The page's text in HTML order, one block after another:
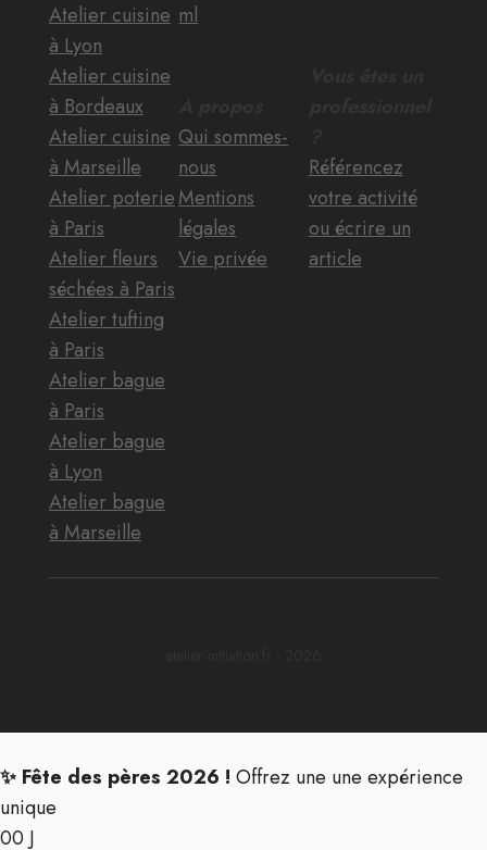
Atelier cuisine
à Lyon
Atelier cuisine
à Bordeaux
Atelier cuisine
à Marseille
Atelier poterie
à Paris
Atelier fleurs
séchées à Paris
Atelier tufting
à Paris
Atelier bague
à Paris
Atelier bague
à Lyon
Atelier bague
à Marseille
ml
Qui sommes-
nous
Mentions
légales
Vie privée
Référencez
votre activité
ou écrire un
article
✨ Fête des pères 2026 ! Offrez une une expérience
unique
00 J